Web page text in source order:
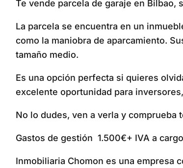
Te vende parcela de garaje en Bilbao,
La parcela se encuentra en un
como la maniobra de aparcamiento.
tamaño medio.
Es una opción perfecta si quieres
excelente oportunidad para
No lo dudes, ven a verla y comprueba
Gastos de gestión 1.500€+ IVA a
Inmobiliaria Chomon es una empresa